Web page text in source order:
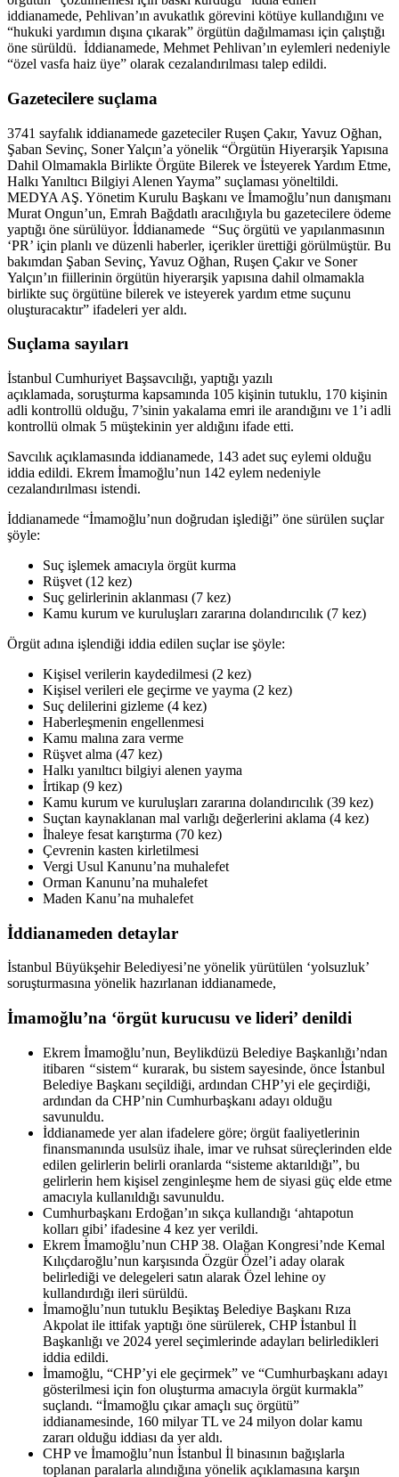
iddianamede, Pehlivan’ın avukatlık görevini kötüye kullandığını ve
“hukuki yardımın dışına çıkarak” örgütün dağılmaması için çalıştığı
öne sürüldü. İddianamede, Mehmet Pehlivan’ın eylemleri nedeniyle
“özel vasfa haiz üye” olarak cezalandırılması talep edildi.
Gazetecilere suçlama
3741 sayfalık iddianamede gazeteciler Ruşen Çakır, Yavuz Oğhan,
Şaban Sevinç, Soner Yalçın’a yönelik “Örgütün Hiyerarşik Yapısına
Dahil Olmamakla Birlikte Örgüte Bilerek ve İsteyerek Yardım Etme,
Halkı Yanıltıcı Bilgiyi Alenen Yayma” suçlaması yöneltildi.
MEDYA AŞ. Yönetim Kurulu Başkanı ve İmamoğlu’nun danışmanı
Murat Ongun’un, Emrah Bağdatlı aracılığıyla bu gazetecilere ödeme
yaptığı öne sürülüyor. İddianamede “Suç örgütü ve yapılanmasının
‘PR’ için planlı ve düzenli haberler, içerikler ürettiği görülmüştür. Bu
bakımdan Şaban Sevinç, Yavuz Oğhan, Ruşen Çakır ve Soner
Yalçın’ın fiillerinin örgütün hiyerarşik yapısına dahil olmamakla
birlikte suç örgütüne bilerek ve isteyerek yardım etme suçunu
oluşturacaktır” ifadeleri yer aldı.
Suçlama sayıları
İstanbul Cumhuriyet Başsavcılığı, yaptığı yazılı
açıklamada, soruşturma kapsamında 105 kişinin tutuklu, 170 kişinin
adli kontrollü olduğu, 7’sinin yakalama emri ile arandığını ve 1’i adli
kontrollü olmak 5 müştekinin yer aldığını ifade etti.
Savcılık açıklamasında iddianamede, 143 adet suç eylemi olduğu
iddia edildi. Ekrem İmamoğlu’nun 142 eylem nedeniyle
cezalandırılması istendi.
İddianamede “İmamoğlu’nun doğrudan işlediği” öne sürülen suçlar
şöyle:
Suç işlemek amacıyla örgüt kurma
Rüşvet (12 kez)
Suç gelirlerinin aklanması (7 kez)
Kamu kurum ve kuruluşları zararına dolandırıcılık (7 kez)
Örgüt adına işlendiği iddia edilen suçlar ise şöyle:
Kişisel verilerin kaydedilmesi (2 kez)
Kişisel verileri ele geçirme ve yayma (2 kez)
Suç delilerini gizleme (4 kez)
Haberleşmenin engellenmesi
Kamu malına zara verme
Rüşvet alma (47 kez)
Halkı yanıltıcı bilgiyi alenen yayma
İrtikap (9 kez)
Kamu kurum ve kuruluşları zararına dolandırıcılık (39 kez)
Suçtan kaynaklanan mal varlığı değerlerini aklama (4 kez)
İhaleye fesat karıştırma (70 kez)
Çevrenin kasten kirletilmesi
Vergi Usul Kanunu’na muhalefet
Orman Kanunu’na muhalefet
Maden Kanu’na muhalefet
İddianameden detaylar
İstanbul Büyükşehir Belediyesi’ne yönelik yürütülen ‘yolsuzluk’
soruşturmasına yönelik hazırlanan iddianamede,
İmamoğlu’na ‘örgüt kurucusu ve lideri’ denildi
Ekrem İmamoğlu’nun, Beylikdüzü Belediye Başkanlığı’ndan
itibaren “sistem“ kurarak, bu sistem sayesinde, önce İstanbul
Belediye Başkanı seçildiği, ardından CHP’yi ele geçirdiği,
ardından da CHP’nin Cumhurbaşkanı adayı olduğu
savunuldu.
İddianamede yer alan ifadelere göre; örgüt faaliyetlerinin
finansmanında usulsüz ihale, imar ve ruhsat süreçlerinden elde
edilen gelirlerin belirli oranlarda “sisteme aktarıldığı”, bu
gelirlerin hem kişisel zenginleşme hem de siyasi güç elde etme
amacıyla kullanıldığı savunuldu.
Cumhurbaşkanı Erdoğan’ın sıkça kullandığı ‘ahtapotun
kolları gibi’ ifadesine 4 kez yer verildi.
Ekrem İmamoğlu’nun CHP 38. Olağan Kongresi’nde Kemal
Kılıçdaroğlu’nun karşısında Özgür Özel’i aday olarak
belirlediği ve delegeleri satın alarak Özel lehine oy
kullandırdığı ileri sürüldü.
İmamoğlu’nun tutuklu Beşiktaş Belediye Başkanı Rıza
Akpolat ile ittifak yaptığı öne sürülerek, CHP İstanbul İl
Başkanlığı ve 2024 yerel seçimlerinde adayları belirledikleri
iddia edildi.
İmamoğlu, “CHP’yi ele geçirmek” ve “Cumhurbaşkanı adayı
gösterilmesi için fon oluşturma amacıyla örgüt kurmakla”
suçlandı. “İmamoğlu çıkar amaçlı suç örgütü”
iddianamesinde, 160 milyar TL ve 24 milyon dolar kamu
zararı olduğu iddiası da yer aldı.
CHP ve İmamoğlu’nun İstanbul İl binasının bağışlarla
toplanan paralarla alındığına yönelik açıklamasına karşın